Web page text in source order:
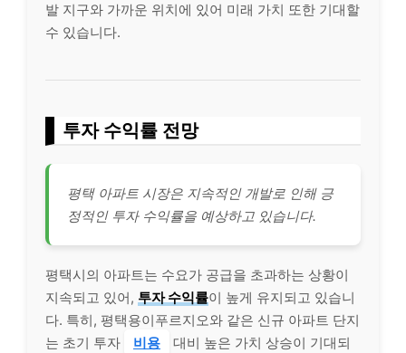
발 지구와 가까운 위치에 있어 미래 가치 또한 기대할
수 있습니다.
투자 수익률 전망
평택 아파트 시장은 지속적인 개발로 인해 긍
정적인 투자 수익률을 예상하고 있습니다.
평택시의 아파트는 수요가 공급을 초과하는 상황이
지속되고 있어, 투자 수익률이 높게 유지되고 있습니
다. 특히, 평택용이푸르지오와 같은 신규 아파트 단지
는 초기 투자
비용
대비 높은 가치 상승이 기대되